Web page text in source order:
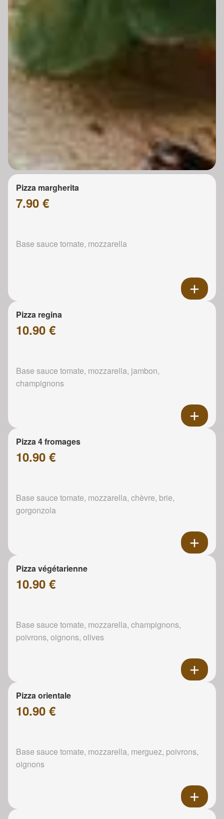
Pizza margherita
7.90 €
Base sauce tomate, mozzarella
Pizza regina
10.90 €
Base sauce tomate, mozzarella, jambon,
champignons
Pizza 4 fromages
10.90 €
Base sauce tomate, mozzarella, chèvre, brie,
gorgonzola
Pizza végétarienne
10.90 €
Base sauce tomate, mozzarella, champignons,
poivrons, oignons, olives
Pizza orientale
10.90 €
Base sauce tomate, mozzarella, merguez, poivrons,
oignons